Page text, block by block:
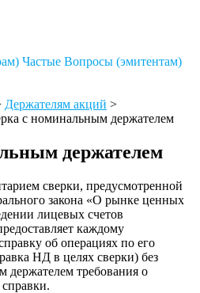
Частые Вопросы (эмитентам)
Держателям акций >
с номинальным держателем
держателем
сверки, предусмотренной
закона «О рынке ценных
лицевых счетов
каждому
об операциях по его
НД в целях сверки) без
держателем требования о